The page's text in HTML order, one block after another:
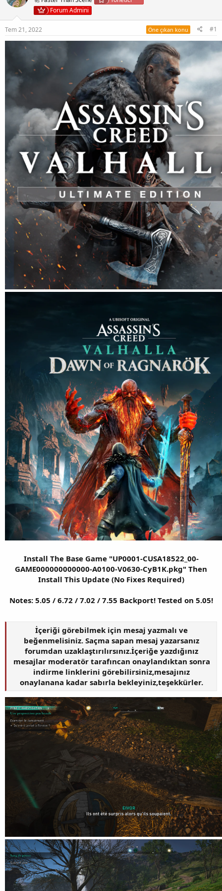
Forum Admini
Tem 21, 2022 Öne çıkan konu #1
Install The Base Game "UP0001-CUSA18522_00-
GAME000000000000-A0100-V0630-CyB1K.pkg" Then
Install This Update (No Fixes Required)
Notes: 5.05 / 6.72 / 7.02 / 7.55 Backport! Tested on 5.05!
İçeriği görebilmek için mesaj yazmalı ve
beğenmelisiniz. Saçma sapan mesaj yazarsanız
forumdan uzaklaştırılırsınız.İçeriğe yazdığınız
mesajlar moderatör tarafıncan onaylandıktan sonra
indirme linklerini görebilirsiniz,mesajınız
onaylanana kadar sabırla bekleyiniz,teşekkürler.